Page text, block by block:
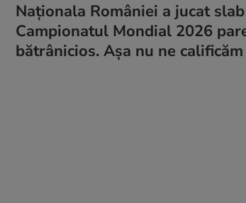
Naționala României a jucat
Campionatul Mondial 2026
bătrânicios. Așa nu ne